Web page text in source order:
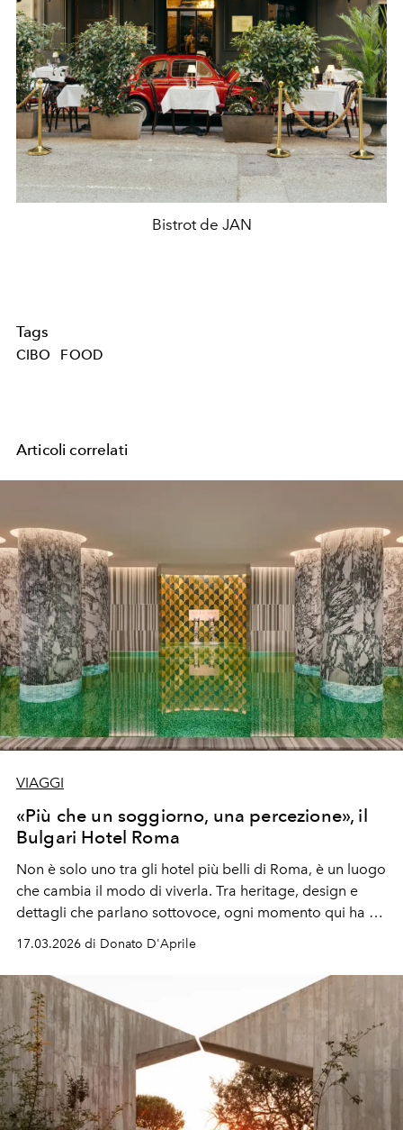
Bistrot de JAN
Tags
CIBO FOOD
Articoli correlati
VIAGGI
«Più che un soggiorno, una percezione», il
Bulgari Hotel Roma
Non è solo uno tra gli hotel più belli di Roma, è un luogo
che cambia il modo di viverla. Tra heritage, design e
dettagli che parlano sottovoce, ogni momento qui ha un
simbolico della città eterna, il Bulgari Hotel Roma.
17.03.2026 di Donato D'Aprile